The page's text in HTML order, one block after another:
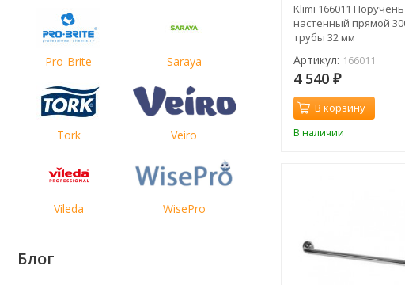
Klimi 166011 Поручень
настенный прямой
трубы 32 мм
Артикул: 166011
4 540 ₽
В корзину
В наличии
Pro-Brite Saraya
Tork Veiro
Vileda WisePro
Блог